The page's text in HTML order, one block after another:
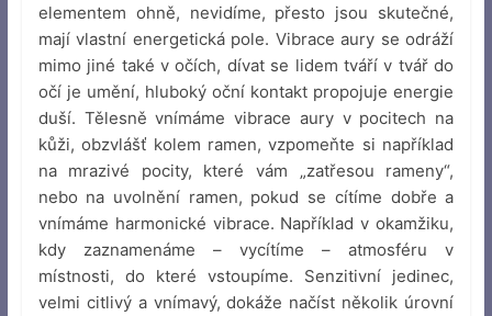
elementem ohně, nevidíme, přesto jsou skutečné,
mají vlastní energetická pole. Vibrace aury se odráží
mimo jiné také v očích, dívat se lidem tváří v tvář do
očí je umění, hluboký oční kontakt propojuje energie
duší. Tělesně vnímáme vibrace aury v pocitech na
kůži, obzvlášť kolem ramen, vzpomeňte si například
na mrazivé pocity, které vám „zatřesou rameny“,
nebo na uvolnění ramen, pokud se cítíme dobře a
vnímáme harmonické vibrace. Například v okamžiku,
kdy zaznamenáme – vycítíme – atmosféru v
místnosti, do které vstoupíme. Senzitivní jedinec,
velmi citlivý a vnímavý, dokáže načíst několik úrovní